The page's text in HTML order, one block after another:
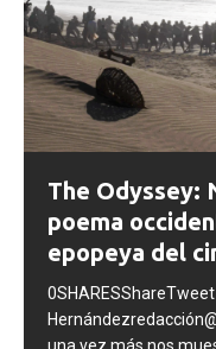
The Odyssey:
poema
epopeya del
0SHARESShareTweet